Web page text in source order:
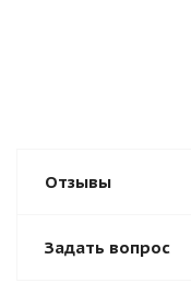
Отзывы
Задать вопрос